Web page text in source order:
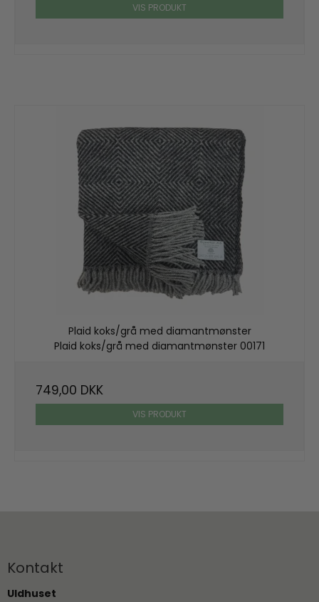
VIS PRODUKT
Plaid koks/grå med diamantmønster
Plaid koks/grå med diamantmønster 00171
749,00 DKK
VIS PRODUKT
Kontakt
Uldhuset